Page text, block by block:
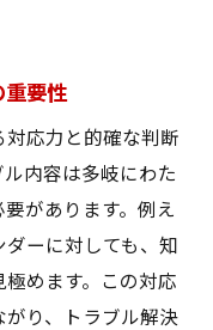
重要性
応力と的確な判断
内容は多岐にわた
があります。例え
ーに対しても、知
めます。この対応
り、トラブル解決